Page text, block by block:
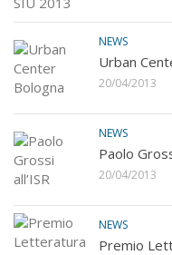
NEWS
Urban
20/04/2013
NEWS
Paolo
20/04/2013
NEWS
Premio